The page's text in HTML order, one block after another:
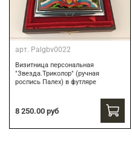
арт. Palgbv0022
Визитница персональная
"Звезда.Триколор" (ручная
роспись Палех) в футляре
8 250.00 руб